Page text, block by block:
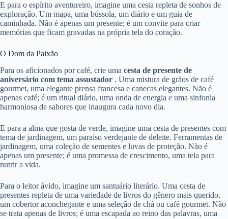
E para o espírito aventureiro, imagine uma cesta repleta de sonhos de
exploração. Um mapa, uma bússola, um diário e um guia de
caminhada. Não é apenas um presente; é um convite para criar
memórias que ficam gravadas na própria tela do coração.
O Dom da Paixão
Para os aficionados por café, crie uma cesta de presente de
aniversário com tema assustador . Uma mistura de grãos de café
gourmet, uma elegante prensa francesa e canecas elegantes. Não é
apenas café; é um ritual diário, uma onda de energia e uma sinfonia
harmoniosa de sabores que inaugura cada novo dia.
E para a alma que gosta de verde, imagine uma cesta de presentes com
tema de jardinagem, um paraíso verdejante de deleite. Ferramentas de
jardinagem, uma coleção de sementes e luvas de proteção. Não é
apenas um presente; é uma promessa de crescimento, uma tela para
nutrir a vida.
Para o leitor ávido, imagine um santuário literário. Uma cesta de
presentes repleta de uma variedade de livros do gênero mais querido,
um cobertor aconchegante e uma seleção de chá ou café gourmet. Não
se trata apenas de livros; é uma escapada ao reino das palavras, uma